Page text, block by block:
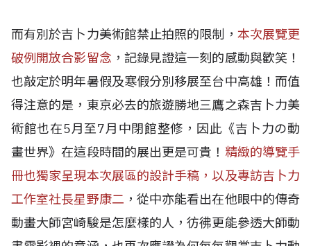
而有別於吉卜力美術館禁止拍照的限制， 本次展覽更
破例開放合影留念 ，記錄見證這一刻的感動與歡笑！
也敲定於明年暑假及寒假分別移展至台中高雄！而值
得注意的是，東京必去的旅遊勝地三鷹之森吉卜力美
術館也在5月至7月中閉館整修，因此《吉卜力の動
畫世界》在這段時間的展出更是可貴！ 精緻的導覽手
冊也獨家呈現本次展區的設計手稿，以及專訪吉卜力
工作室社長星野康二 ，從中亦能看出在他眼中的傳奇
動畫大師宮崎駿是怎麼樣的人，彷彿更能參透大師動